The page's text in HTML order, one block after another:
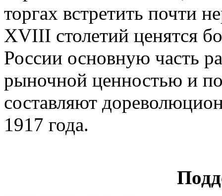
торгах встретить почти
XVIII столетий ценятся
России основную часть
рыночной ценностью и
составляют
1917 года.